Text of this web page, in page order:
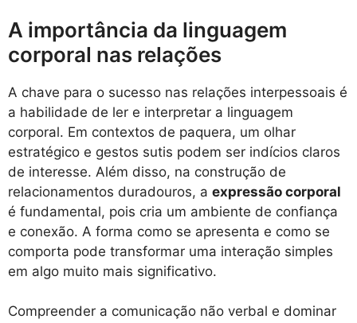
A importância da linguagem
corporal nas relações
A chave para o sucesso nas relações interpessoais é
a habilidade de ler e interpretar a linguagem
corporal. Em contextos de paquera, um olhar
estratégico e gestos sutis podem ser indícios claros
de interesse. Além disso, na construção de
relacionamentos duradouros, a expressão corporal
é fundamental, pois cria um ambiente de confiança
e conexão. A forma como se apresenta e como se
comporta pode transformar uma interação simples
em algo muito mais significativo.
Compreender a comunicação não verbal e dominar